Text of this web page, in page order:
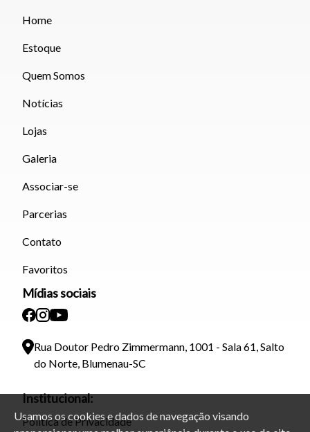
Usamos os cookies e dados de navegação visando
Home
Estoque
Quem Somos
Notícias
Lojas
Galeria
Associar-se
Parcerias
Contato
Favoritos
Mídias sociais
Rua Doutor Pedro Zimmermann, 1001 - Sala 61, Salto
do Norte, Blumenau-SC
Institucional:
Política de Privacidade